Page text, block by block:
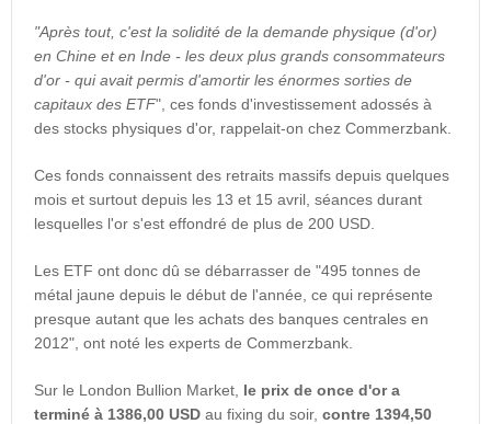
"Après tout, c'est la solidité de la demande physique (d'or)
en Chine et en Inde - les deux plus grands consommateurs
d'or - qui avait permis d'amortir les énormes sorties de
capitaux des ETF", ces fonds d'investissement adossés à
des stocks physiques d'or, rappelait-on chez Commerzbank.
Ces fonds connaissent des retraits massifs depuis quelques
mois et surtout depuis les 13 et 15 avril, séances durant
lesquelles l'or s'est effondré de plus de 200 USD.
Les ETF ont donc dû se débarrasser de "495 tonnes de
métal jaune depuis le début de l'année, ce qui représente
presque autant que les achats des banques centrales en
2012", ont noté les experts de Commerzbank.
Sur le London Bullion Market, le prix de once d'or a
terminé à 1386,00 USD au fixing du soir, contre 1394,50